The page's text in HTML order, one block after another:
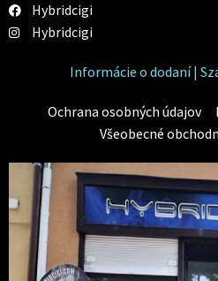
Hybridcigi
Hybridcigi
Informácie o dodaní |
Ochrana osobných údajov
Všeobecné